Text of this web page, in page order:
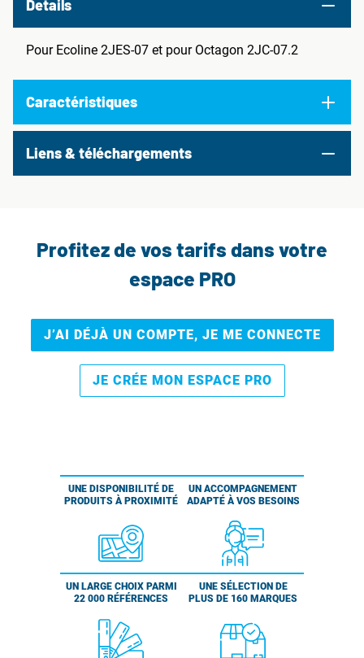
Details
Pour Ecoline 2JES-07 et pour Octagon 2JC-07.2
Caractéristiques
Liens & téléchargements
Profitez de vos tarifs dans votre
espace PRO
J’AI DÉJÀ UN COMPTE, JE ME CONNECTE
JE CRÉE MON ESPACE PRO
UNE DISPONIBILITÉ DE
PRODUITS À PROXIMITÉ
UN ACCOMPAGNEMENT
ADAPTÉ À VOS BESOINS
UN LARGE CHOIX PARMI
22 000 RÉFÉRENCES
UNE SÉLECTION DE
PLUS DE 160 MARQUES